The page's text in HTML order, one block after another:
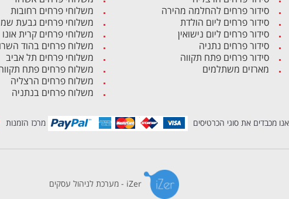
סידור פרחים להחלמה מהירה
סידור פרחים ליום הולדת
סידור פרחים ליום נישואין
סידור פרחים נתניה
סידור פרחים פתח תקווה
מארזים משתלמים
משלוחי פרחים רחובות
משלוחי פרחים גבעת
משלוחי פרחים קרית אונו
משלוח פרחים בהוד
משלוחי פרחים תל אביב
משלוח פרחים פתח
משלוח פרחים הרצליה
משלוח פרחים בנתניה
אנו מכבדים את סוגי הכרטיסים מרכז הזמנות
iZer - מערכת לניהול עסקים